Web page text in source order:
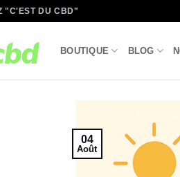
"C'EST DU CBD"
BOUTIQUE BLOG
04
Août